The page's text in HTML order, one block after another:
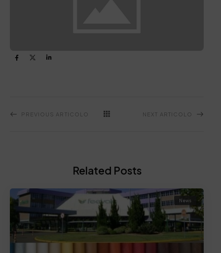
PREVIOUS ARTICOLO NEXT ARTICOLO
Related Posts
News